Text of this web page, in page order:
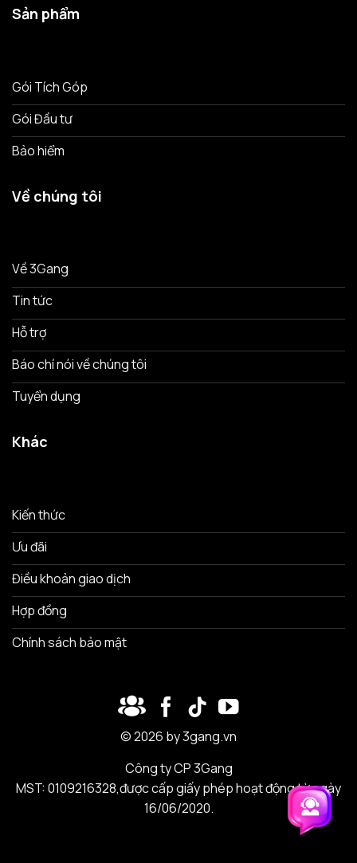
Sản phẩm
Gói Tích Góp
Gói Đầu tư
Bảo hiểm
Về chúng tôi
Về 3Gang
Tin tức
Hỗ trợ
Báo chí nói về chúng tôi
Tuyển dụng
Khác
Kiến thức
Ưu đãi
Điều khoản giao dịch
Hợp đồng
Chính sách bảo mật
© 2026 by 3gang.vn
Công ty CP 3Gang
MST: 0109216328,được cấp giấy phép hoạt động từ ngày
16/06/2020.